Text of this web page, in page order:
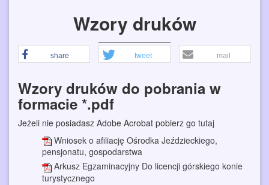
Wzory druków
share tweet mail
Wzory druków do pobrania w
formacie *.pdf
Jeżeli nie posiadasz Adobe Acrobat pobierz go tutaj
Wniosek o afiliację Ośrodka Jeździeckiego,
pensjonatu, gospodarstwa
Arkusz Egzaminacyjny Do licencji górskiego konie
turystycznego